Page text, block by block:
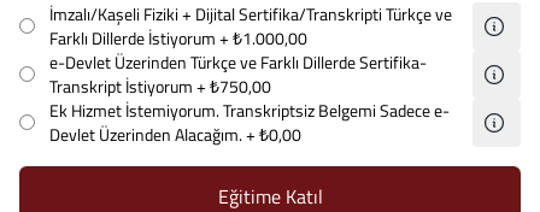
İmzalı/Kaşeli Fiziki + Dijital Sertifika/Transkripti Türkçe ve
Farklı Dillerde İstiyorum+ ₺1.000,00
e-Devlet Üzerinden Türkçe ve Farklı Dillerde Sertifika-
Transkript İstiyorum+ ₺750,00
Ek Hizmet İstemiyorum. Transkriptsiz Belgemi Sadece e-
Devlet Üzerinden Alacağım.+ ₺0,00
Eğitime Katıl